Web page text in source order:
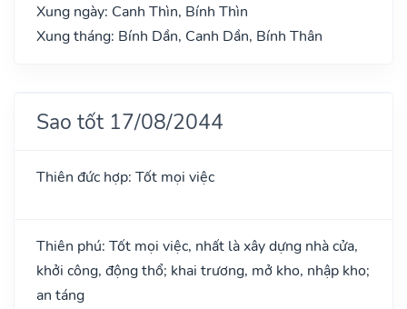
Xung ngày: Canh Thìn, Bính Thìn
Xung tháng: Bính Dần, Canh Dần, Bính Thân
Sao tốt 17/08/2044
Thiên đức hợp: Tốt mọi việc
Thiên phú: Tốt mọi việc, nhất là xây dựng nhà cửa,
khởi công, động thổ; khai trương, mở kho, nhập kho;
an táng